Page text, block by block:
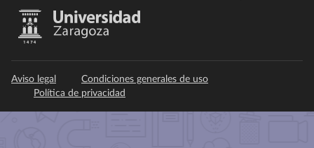
Aviso legal
Condiciones generales de uso
Política de privacidad